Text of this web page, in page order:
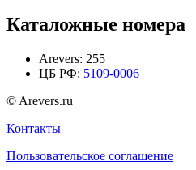
Каталожные номера
Arevers: 255
ЦБ РФ: 5109-0006
© Arevers.ru
Контакты
Пользовательское соглашение